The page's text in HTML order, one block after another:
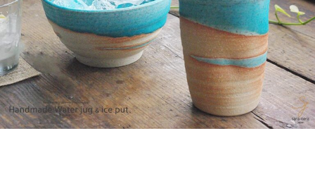
2022/11/09
≪おすすめ≫ お料理メニューを選ばない すごい和食器セット
光沢ある真っ黒な和モダン食器 ポカポカ春さくらの舞桜 24ピー
ス家族セット